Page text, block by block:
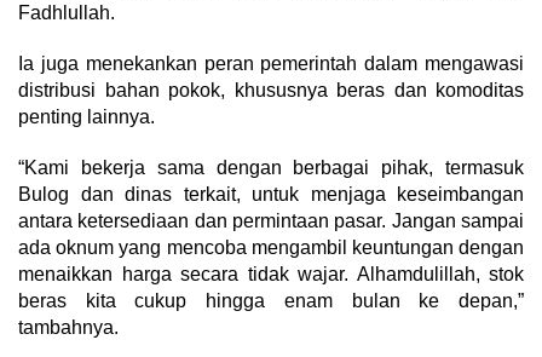
Fadhlullah.
Ia juga menekankan peran pemerintah dalam mengawasi
distribusi bahan pokok, khususnya beras dan komoditas
penting lainnya.
“Kami bekerja sama dengan berbagai pihak, termasuk
Bulog dan dinas terkait, untuk menjaga keseimbangan
antara ketersediaan dan permintaan pasar. Jangan sampai
ada oknum yang mencoba mengambil keuntungan dengan
menaikkan harga secara tidak wajar. Alhamdulillah, stok
beras kita cukup hingga enam bulan ke depan,”
tambahnya.